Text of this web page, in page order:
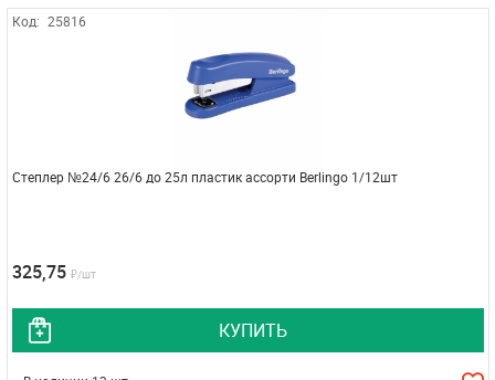
Код: 25816
Степлер №24/6 26/6 до 25л пластик ассорти Berlingo 1/12шт
325,75 ₽/шт
КУПИТЬ